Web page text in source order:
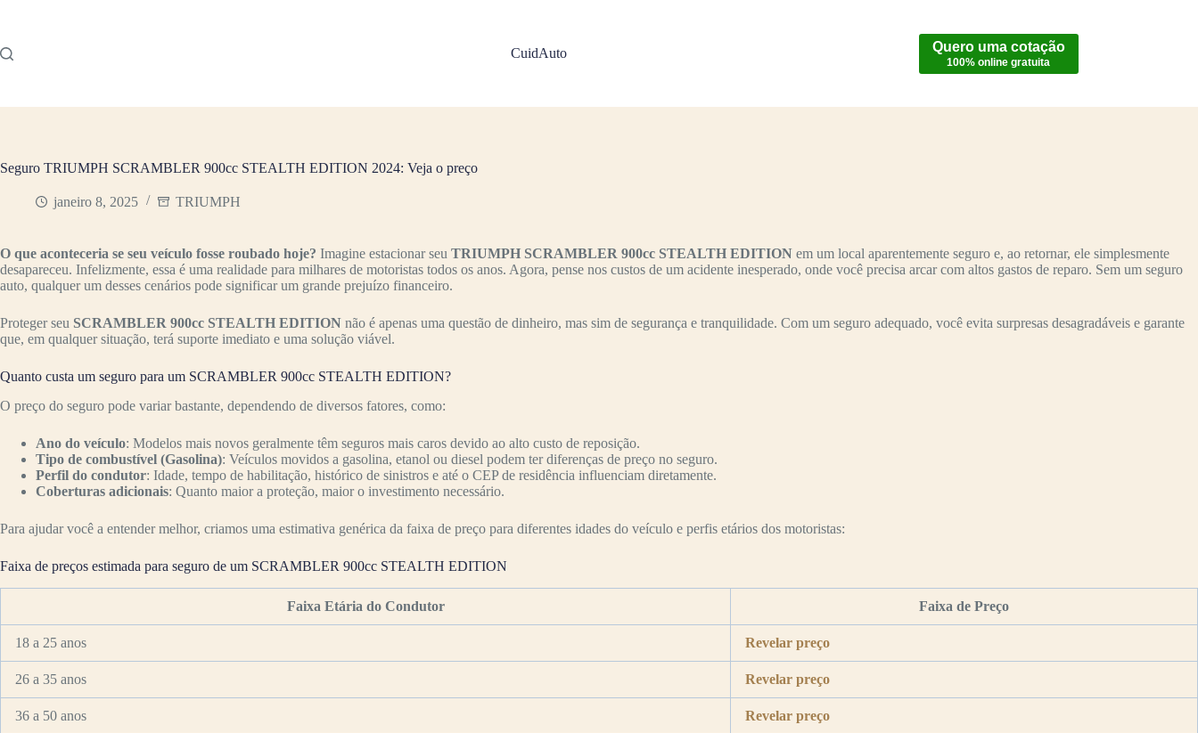
conteúdo
CuidAuto Quero uma cotação
100% online gratuita
Seguro TRIUMPH SCRAMBLER 900cc STEALTH EDITION 2024: Veja o preço
janeiro 8, 2025 TRIUMPH
O que aconteceria se seu veículo fosse roubado hoje? Imagine estacionar seu TRIUMPH SCRAMBLER 900cc STEALTH EDITION em um local aparentemente seguro e, ao retornar, ele simplesmente
desapareceu. Infelizmente, essa é uma realidade para milhares de motoristas todos os anos. Agora, pense nos custos de um acidente inesperado, onde você precisa arcar com altos gastos de reparo. Sem um seguro
auto, qualquer um desses cenários pode significar um grande prejuízo financeiro.
Proteger seu SCRAMBLER 900cc STEALTH EDITION não é apenas uma questão de dinheiro, mas sim de segurança e tranquilidade. Com um seguro adequado, você evita surpresas desagradáveis e garante
que, em qualquer situação, terá suporte imediato e uma solução viável.
Quanto custa um seguro para um SCRAMBLER 900cc STEALTH EDITION?
O preço do seguro pode variar bastante, dependendo de diversos fatores, como:
Ano do veículo: Modelos mais novos geralmente têm seguros mais caros devido ao alto custo de reposição.
Tipo de combustível (Gasolina): Veículos movidos a gasolina, etanol ou diesel podem ter diferenças de preço no seguro.
Perfil do condutor: Idade, tempo de habilitação, histórico de sinistros e até o CEP de residência influenciam diretamente.
Coberturas adicionais: Quanto maior a proteção, maior o investimento necessário.
Para ajudar você a entender melhor, criamos uma estimativa genérica da faixa de preço para diferentes idades do veículo e perfis etários dos motoristas:
Faixa de preços estimada para seguro de um SCRAMBLER 900cc STEALTH EDITION
Faixa Etária do Condutor Faixa de Preço
18 a 25 anos Revelar preço
26 a 35 anos Revelar preço
36 a 50 anos Revelar preço